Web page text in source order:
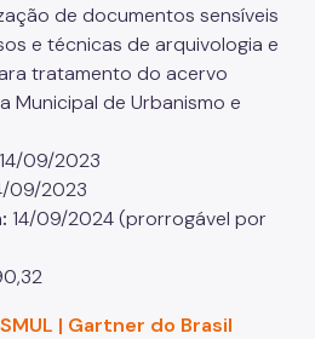
de documentos sensíveis
e técnicas de arquivologia e
tratamento do acervo
Municipal de Urbanismo e
14/09/2023
09/2023
14/09/2024 (prorrogável por
| Gartner do Brasil